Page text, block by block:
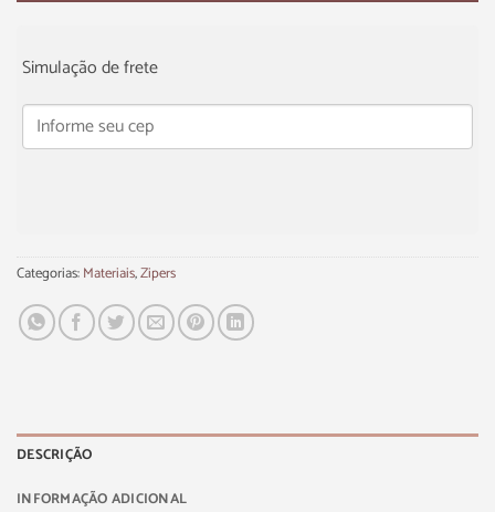
Simulação de frete
Categorias:Materiais,Zipers
DESCRIÇÃO
INFORMAÇÃO ADICIONAL